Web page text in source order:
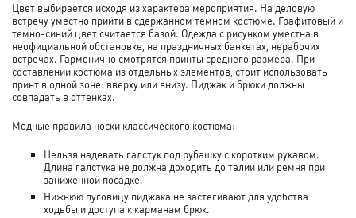
Цвет выбирается исходя из характера мероприятия. На деловую
встречу уместно прийти в сдержанном темном костюме. Графитовый и
темно-синий цвет считается базой. Одежда с рисунком уместна в
неофициальной обстановке, на праздничных банкетах, нерабочих
встречах. Гармонично смотрятся принты среднего размера. При
составлении костюма из отдельных элементов, стоит использовать
принт в одной зоне: вверху или внизу. Пиджак и брюки должны
совпадать в оттенках.
Модные правила носки классического костюма:
Нельзя надевать галстук под рубашку с коротким рукавом.
Длина галстука не должна доходить до талии или ремня при
заниженной посадке.
Нижнюю пуговицу пиджака не застегивают для удобства
ходьбы и доступа к карманам брюк.